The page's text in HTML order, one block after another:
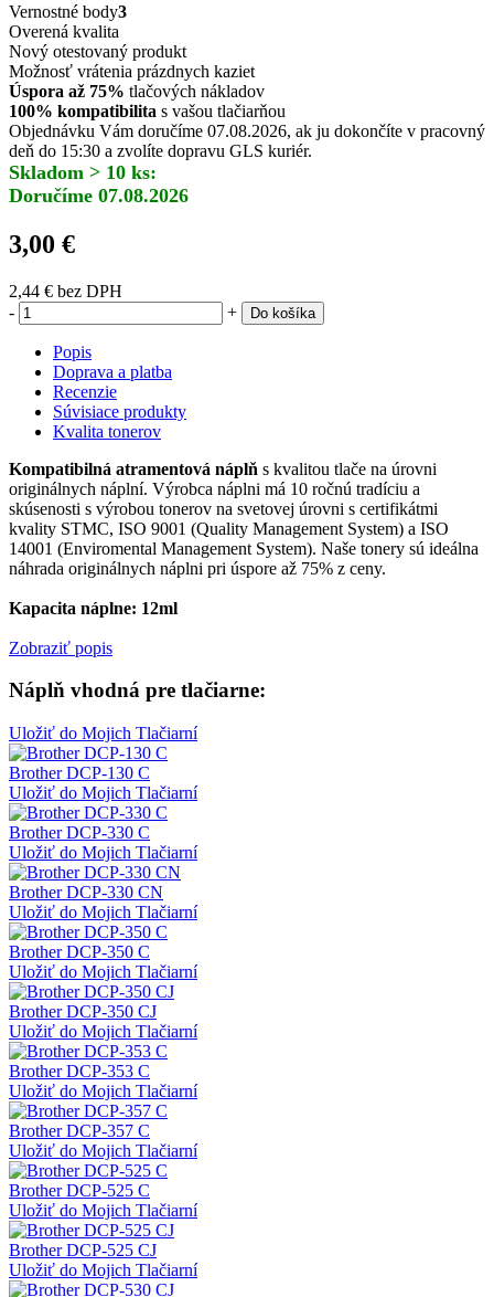
Vernostné body3
Overená kvalita
Nový otestovaný produkt
Možnosť vrátenia prázdnych kaziet
Úspora až 75% tlačových nákladov
100% kompatibilita s vašou tlačiarňou
Objednávku Vám doručíme 07.08.2026, ak ju dokončíte v pracovný
deň do 15:30 a zvolíte dopravu GLS kuriér.
Skladom > 10 ks:
Doručíme 07.08.2026
3,00 €
2,44 € bez DPH
-
+ Do košíka
Popis
Doprava a platba
Recenzie
Súvisiace produkty
Kvalita tonerov
Kompatibilná atramentová náplň s kvalitou tlače na úrovni
originálnych náplní. Výrobca náplni má 10 ročnú tradíciu a
skúsenosti s výrobou tonerov na svetovej úrovni s certifikátmi
kvality STMC, ISO 9001 (Quality Management System) a ISO
14001 (Enviromental Management System). Naše tonery sú ideálna
náhrada originálnych náplni pri úspore až 75% z ceny.
Kapacita náplne: 12ml
Zobraziť popis
Náplň vhodná pre tlačiarne:
Uložiť do Mojich Tlačiarní
Brother DCP-130 C
Uložiť do Mojich Tlačiarní
Brother DCP-330 C
Uložiť do Mojich Tlačiarní
Brother DCP-330 CN
Uložiť do Mojich Tlačiarní
Brother DCP-350 C
Uložiť do Mojich Tlačiarní
Brother DCP-350 CJ
Uložiť do Mojich Tlačiarní
Brother DCP-353 C
Uložiť do Mojich Tlačiarní
Brother DCP-357 C
Uložiť do Mojich Tlačiarní
Brother DCP-525 C
Uložiť do Mojich Tlačiarní
Brother DCP-525 CJ
Uložiť do Mojich Tlačiarní